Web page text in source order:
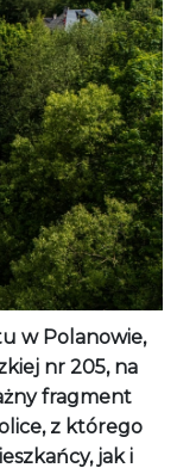
w Polanowie,
nr 205, na
fragment
z którego
jak i